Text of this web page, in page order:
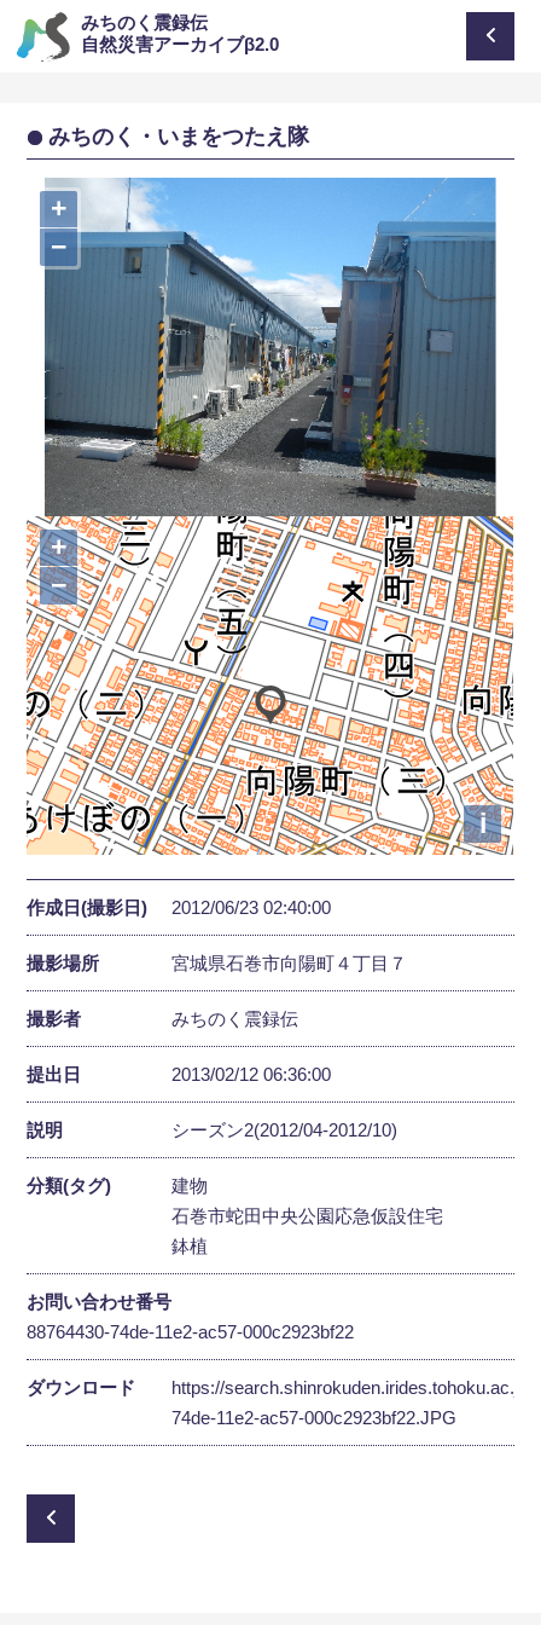
みちのく震録伝
自然災害アーカイブβ2.0
みちのく・いまをつたえ隊
+
−
+
−
i
作成日(撮影日) 2012/06/23 02:40:00
撮影場所 宮城県石巻市向陽町４丁目７
撮影者 みちのく震録伝
提出日 2013/02/12 06:36:00
説明 シーズン2(2012/04-2012/10)
分類(タグ)
建物
石巻市蛇田中央公園応急仮設住宅
鉢植
お問い合わせ番号
88764430-74de-11e2-ac57-000c2923bf22
ダウンロード
https://
74de-11e2-ac57-000c2923bf22.JPG